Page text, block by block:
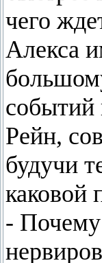
чего
Алекса
событий
Рейн,
будучи
каковой
-